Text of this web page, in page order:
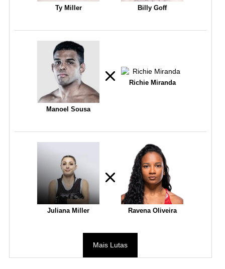
Ty Miller Billy Goff
Manoel Sousa
Richie Miranda
Juliana Miller Ravena Oliveira
Mais Lutas